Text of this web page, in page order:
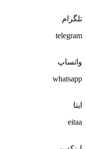
تلگرام
telegram
واتساپ
whatsapp
ایتا
eitaa